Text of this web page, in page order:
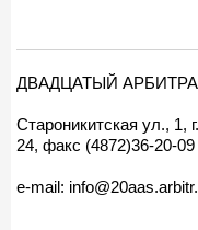
ДВАДЦАТЫЙ
Староникитская ул., 1,
24, факс (4872)36-20-09
e-mail: